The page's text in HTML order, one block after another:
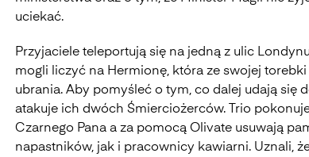
uciekać.
Przyjaciele teleportują się na jedną z ulic
mogli liczyć na Hermionę, która ze swojej torebki
ubrania. Aby pomyśleć o tym, co dalej udają się
atakuje ich dwóch Śmierciożerców. Trio
Czarnego Pana a za pomocą Olivate usuwają
napastników, jak i pracownicy kawiarni. Uznali,